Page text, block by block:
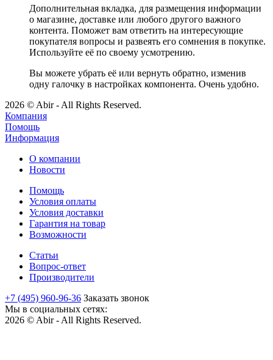
Дополнительная вкладка, для размещения информации
о магазине, доставке или любого другого важного
контента. Поможет вам ответить на интересующие
покупателя вопросы и развеять его сомнения в покупке.
Используйте её по своему усмотрению.
Вы можете убрать её или вернуть обратно, изменив
одну галочку в настройках компонента. Очень удобно.
2026 © Abir - All Rights Reserved.
Компания
Помощь
Информация
О компании
Новости
Помощь
Условия оплаты
Условия доставки
Гарантия на товар
Возможности
Статьи
Вопрос-ответ
Производители
+7 (495) 960-96-36 Заказать звонок
Мы в социальных сетях:
2026 © Abir - All Rights Reserved.